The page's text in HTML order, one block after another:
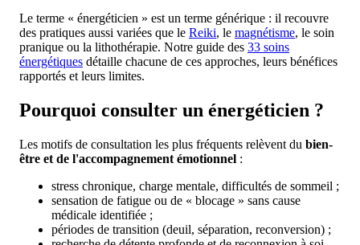
Le terme « énergéticien » est un terme générique : il recouvre
des pratiques aussi variées que le Reiki, le magnétisme, le soin
pranique ou la lithothérapie. Notre guide des 33 soins
énergétiques détaille chacune de ces approches, leurs bénéfices
rapportés et leurs limites.
Pourquoi consulter un énergéticien ?
Les motifs de consultation les plus fréquents relèvent du bien-
être et de l'accompagnement émotionnel :
stress chronique, charge mentale, difficultés de sommeil ;
sensation de fatigue ou de « blocage » sans cause
médicale identifiée ;
périodes de transition (deuil, séparation, reconversion) ;